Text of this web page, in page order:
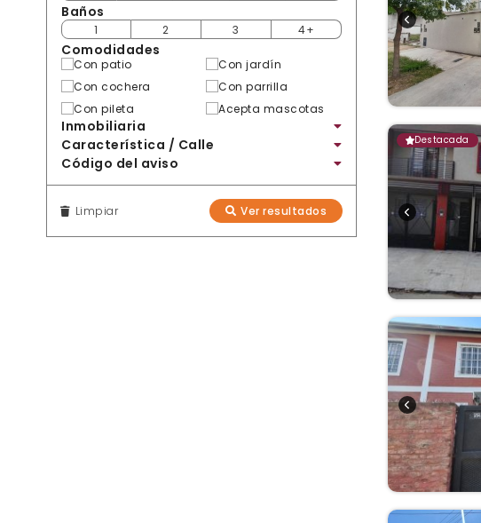
Baños
1 2 3 4+
Comodidades
Con patio
Con jardín
Con cochera
Con parrilla
Con pileta
Acepta mascotas
Inmobiliaria
Característica / Calle
Código del aviso
Limpiar Ver resultados
Destacada